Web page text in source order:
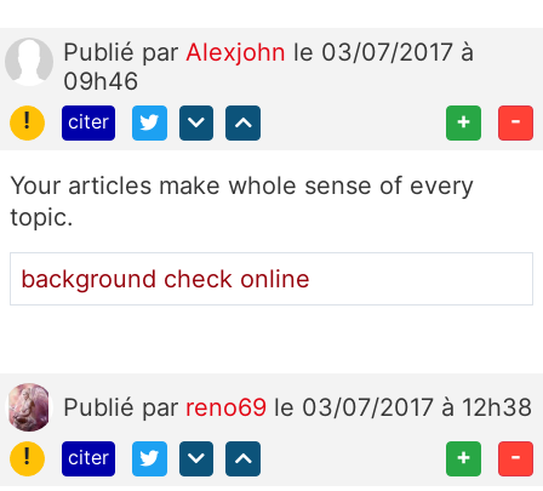
Publié par Alexjohn le 03/07/2017 à
09h46
!
citer + -
Your articles make whole sense of every
topic.
background check online
Publié par reno69 le 03/07/2017 à 12h38
!
citer + -